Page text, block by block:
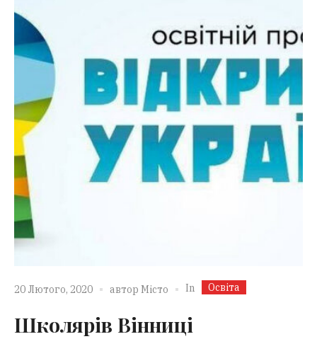
20 Лютого, 2020 автор Місто In Освіта
Школярів Вінниці